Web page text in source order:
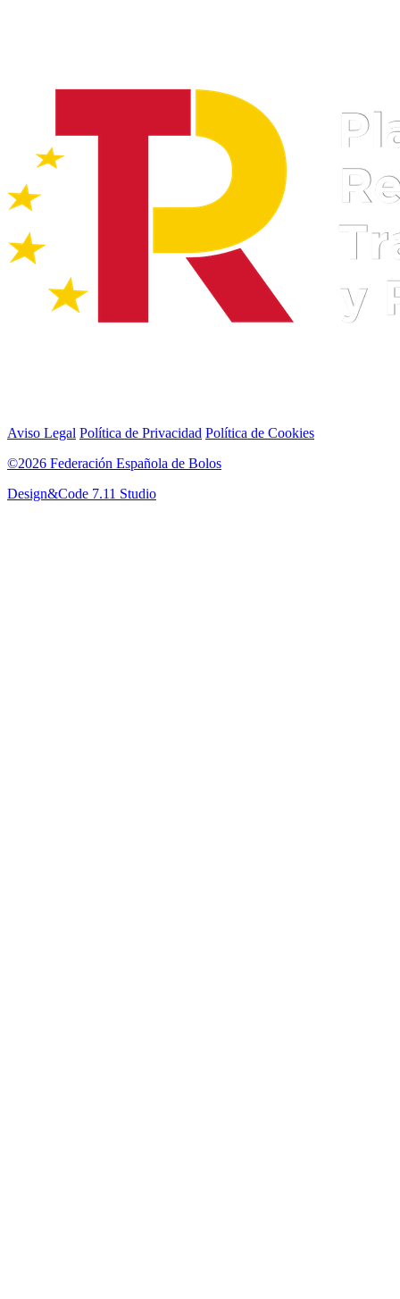
Aviso Legal Política de Privacidad Política de Cookies
©2026 Federación Española de Bolos
Design&Code 7.11 Studio